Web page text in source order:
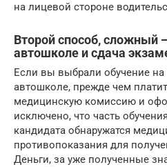
на лицевой стороне
Второй способ, сложный
автошколе и сдача
Если вы выбрали обучение на
автошколе, прежде чем
медицинскую комиссию и
исключено, что часть
кандидата обнаружатся
противопоказания для
Деньги, за уже полученные